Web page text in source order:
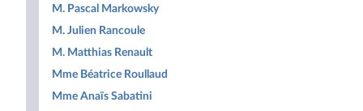
M. Pascal Markowsky
M. Julien Rancoule
M. Matthias Renault
Mme Béatrice Roullaud
Mme Anaïs Sabatini